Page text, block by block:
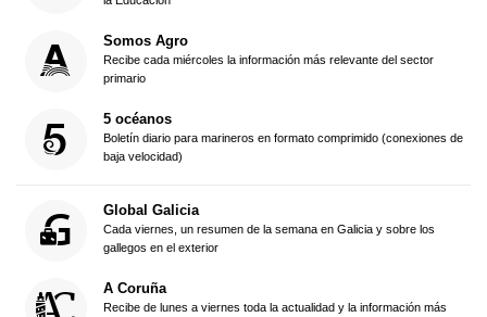
Somos Agro
Recibe cada miércoles la información más relevante del sector
primario
5 océanos
Boletín diario para marineros en formato comprimido (conexiones de
baja velocidad)
Global Galicia
Cada viernes, un resumen de la semana en Galicia y sobre los
gallegos en el exterior
A Coruña
Recibe de lunes a viernes toda la actualidad y la información más